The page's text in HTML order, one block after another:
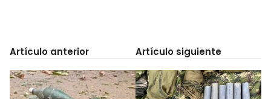
Artículo anterior Artículo siguiente